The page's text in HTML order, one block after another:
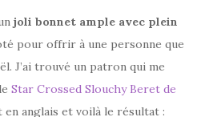
joli bonnet ample avec plein
pour offrir à une personne que
J’ai trouvé un patron qui me
Star Crossed Slouchy Beret de
anglais et voilà le résultat :